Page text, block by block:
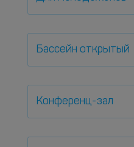
Бассейн открытый
Конференц-зал